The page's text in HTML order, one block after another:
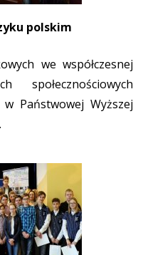
polskim
we współczesnej
Państwowej Wyższej